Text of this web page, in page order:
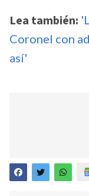
Lea también:
Coronel con
así'